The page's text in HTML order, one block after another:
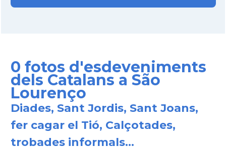
0 fotos d'esdeveniments
dels Catalans a São
Lourenço
Diades, Sant Jordis, Sant Joans,
fer cagar el Tió, Calçotades,
trobades informals...